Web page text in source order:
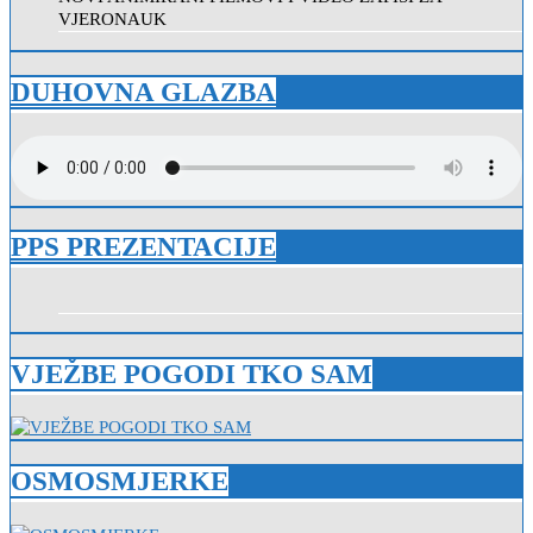
VJERONAUK
DUHOVNA GLAZBA
PPS PREZENTACIJE
VJEŽBE POGODI TKO SAM
OSMOSMJERKE